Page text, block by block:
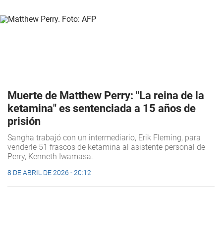
Muerte de Matthew Perry: "La reina de la
ketamina" es sentenciada a 15 años de
prisión
Sangha trabajó con un intermediario, Erik Fleming, para
venderle 51 frascos de ketamina al asistente personal de
Perry, Kenneth Iwamasa.
8 DE ABRIL DE 2026 - 20:12